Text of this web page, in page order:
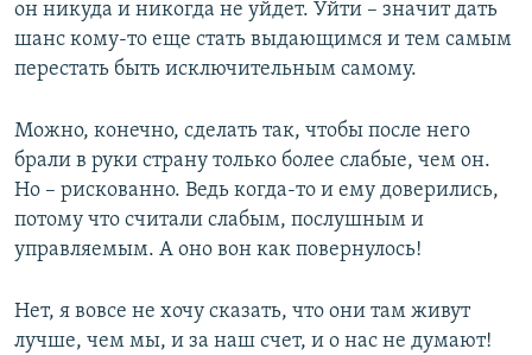
он никуда и никогда не уйдет. Уйти – значит дать
шанс кому-то еще стать выдающимся и тем самым
перестать быть исключительным самому.
Можно, конечно, сделать так, чтобы после него
брали в руки страну только более слабые, чем он.
Но – рискованно. Ведь когда-то и ему доверились,
потому что считали слабым, послушным и
управляемым. А оно вон как повернулось!
Нет, я вовсе не хочу сказать, что они там живут
лучше, чем мы, и за наш счет, и о нас не думают!